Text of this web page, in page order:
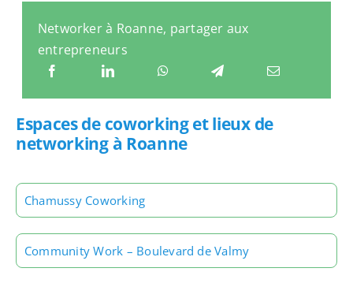
Networker à Roanne, partager aux
entrepreneurs
Espaces de coworking et lieux de
networking à Roanne
Chamussy Coworking
Community Work – Boulevard de Valmy